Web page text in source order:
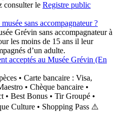
consulter le Registre public
sans accompagnateur ?
Grévin sans accompagnateur à
les moins de 15 ans il leur
d’un adulte.
acceptés au Musée Grévin (En
• Carte bancaire : Visa,
• Chèque bancaire •
Best Bonus • Tir Groupé •
Culture • Shopping Pass ⚠️